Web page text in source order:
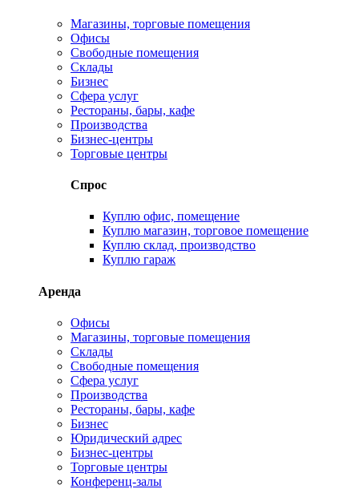
Магазины, торговые помещения
Офисы
Свободные помещения
Склады
Бизнес
Сфера услуг
Рестораны, бары, кафе
Производства
Бизнес-центры
Торговые центры
Спрос
Куплю офис, помещение
Куплю магазин, торговое помещение
Куплю склад, производство
Куплю гараж
Аренда
Офисы
Магазины, торговые помещения
Склады
Свободные помещения
Сфера услуг
Производства
Рестораны, бары, кафе
Бизнес
Юридический адрес
Бизнес-центры
Торговые центры
Конференц-залы